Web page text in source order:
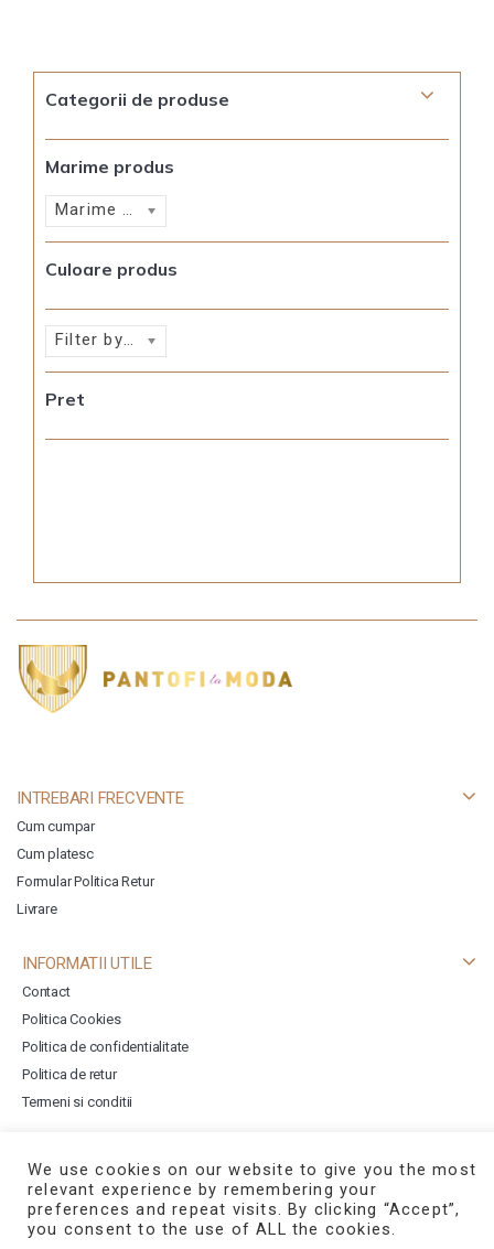
Categorii de produse
Marime produs
Culoare produs
Pret
INTREBARI FRECVENTE
Cum cumpar
Cum platesc
Formular Politica Retur
Livrare
INFORMATII UTILE
Contact
Politica Cookies
Politica de confidentialitate
Politica de retur
Termeni si conditii
Copyright © 2026 Templatemela
We use cookies on our website to give you the most
relevant experience by remembering your
preferences and repeat visits. By clicking “Accept”,
you consent to the use of ALL the cookies.